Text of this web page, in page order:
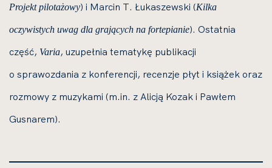
Projekt pilotażowy) i Marcin T. Łukaszewski (Kilka
oczywistych uwag dla grających na fortepianie). Ostatnia
część, Varia, uzupełnia tematykę publikacji
o sprawozdania z konferencji, recenzje płyt i książek oraz
rozmowy z muzykami (m.in. z Alicją Kozak i Pawłem
Gusnarem).